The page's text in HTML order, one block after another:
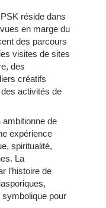
réside dans
en marge du
des parcours
visites de sites
des
créatifs
activités de
de
expérience
spiritualité,
La
l’histoire de
pour